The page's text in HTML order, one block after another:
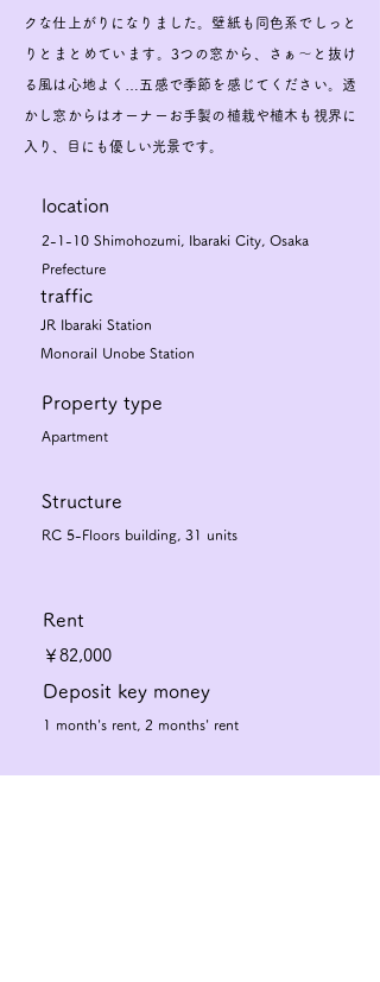
クな仕上がりになりました。壁紙も同色系でしっと
りとまとめています。3つの窓から、さぁ～と抜け
る風は心地よく…五感で季節を感じてください。透
かし窓からはオーナーお手製の植栽や植木も視界に
入り、目にも優しい光景です。
​location
2-1-10 Shimohozumi, Ibaraki City, Osaka
Prefecture
traffic
JR Ibaraki Station
Monorail Unobe Station
Property type
Apartment
Structure
RC 5-Floors building, 31 units
Rent
￥82,000
Deposit key money
1 month's rent, 2 months' rent